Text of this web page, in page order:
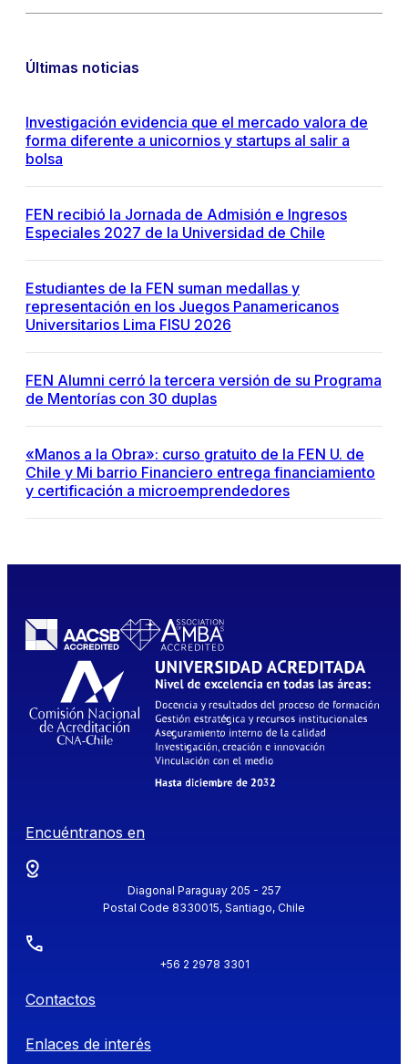
Últimas noticias
Investigación evidencia que el mercado valora de
forma diferente a unicornios y startups al salir a
bolsa
FEN recibió la Jornada de Admisión e Ingresos
Especiales 2027 de la Universidad de Chile
Estudiantes de la FEN suman medallas y
representación en los Juegos Panamericanos
Universitarios Lima FISU 2026
FEN Alumni cerró la tercera versión de su Programa
de Mentorías con 30 duplas
«Manos a la Obra»: curso gratuito de la FEN U. de
Chile y Mi barrio Financiero entrega financiamiento
y certificación a microemprendedores
Encuéntranos en
Diagonal Paraguay 205 - 257
Postal Code 8330015, Santiago, Chile
+56 2 2978 3301
Contactos
Enlaces de interés